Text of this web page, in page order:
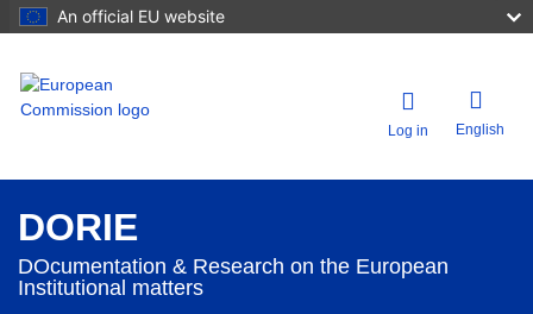
An official EU website
Log in English
DORIE
DOcumentation & Research on the European
Institutional matters